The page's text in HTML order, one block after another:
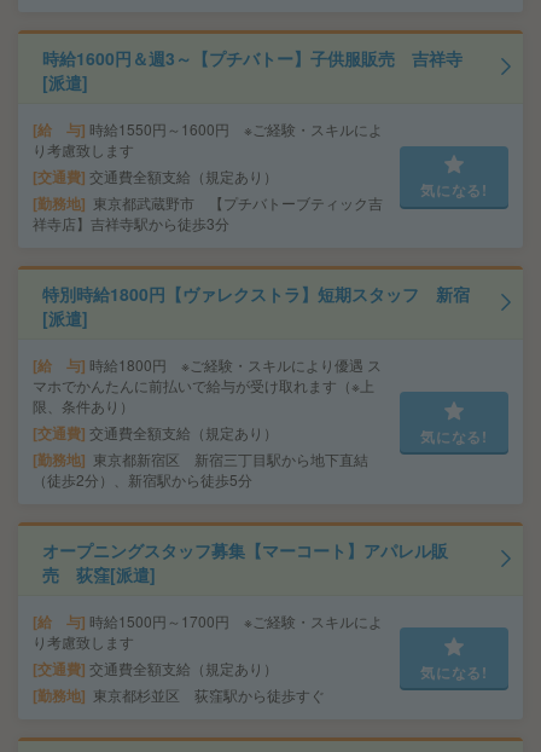
時給1600円＆週3～【プチバトー】子供服販売 吉祥寺
[派遣]
給 与 時給1550円～1600円 ※ご経験・スキルによ
り考慮致します
交通費 交通費全額支給（規定あり）
勤務地
東京都武蔵野市 【プチバトーブティック吉
祥寺店】吉祥寺駅から徒歩3分
気になる!
特別時給1800円【ヴァレクストラ】短期スタッフ 新宿
[派遣]
給 与 時給1800円 ※ご経験・スキルにより優遇 ス
マホでかんたんに前払いで給与が受け取れます（※上
限、条件あり）
交通費 交通費全額支給（規定あり）
勤務地
東京都新宿区 新宿三丁目駅から地下直結
（徒歩2分）、新宿駅から徒歩5分
気になる!
オープニングスタッフ募集【マーコート】アパレル販
売 荻窪[派遣]
給 与 時給1500円～1700円 ※ご経験・スキルによ
り考慮致します
交通費 交通費全額支給（規定あり）
勤務地 東京都杉並区 荻窪駅から徒歩すぐ
気になる!